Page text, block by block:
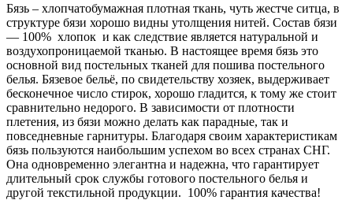
Бязь – хлопчатобумажная плотная ткань, чуть жестче ситца, в
структуре бязи хорошо видны утолщения нитей. Состав бязи
― 100% хлопок и как следствие является натуральной и
воздухопроницаемой тканью. В настоящее время бязь это
основной вид постельных тканей для пошива постельного
белья. Бязевое бельё, по свидетельству хозяек, выдерживает
бесконечное число стирок, хорошо гладится, к тому же стоит
сравнительно недорого. В зависимости от плотности
плетения, из бязи можно делать как парадные, так и
повседневные гарнитуры. Благодаря своим характеристикам
бязь пользуются наибольшим успехом во всех странах СНГ.
Она одновременно элегантна и надежна, что гарантирует
длительный срок службы готового постельного белья и
другой текстильной продукции. 100% гарантия качества!